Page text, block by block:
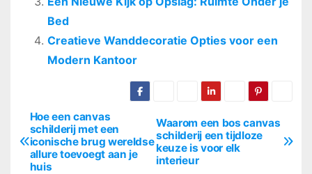
Bed
Creatieve Wanddecoratie Opties voor een
Modern Kantoor
B
e
Waarom een bos canvas
schilderij een tijdloze
keuze is voor elk
interieur
Hoe een canvas
schilderij met een
iconische brug wereldse
allure toevoegt aan je
huis